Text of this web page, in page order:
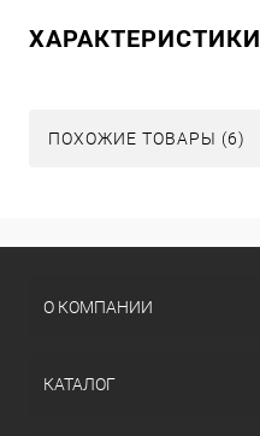
ХАРАКТЕРИСТИКИ
ПОХОЖИЕ ТОВАРЫ (6)
О КОМПАНИИ
КАТАЛОГ